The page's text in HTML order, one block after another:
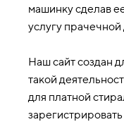
машинку сделав
услугу
Наш сайт создан
такой
для платной